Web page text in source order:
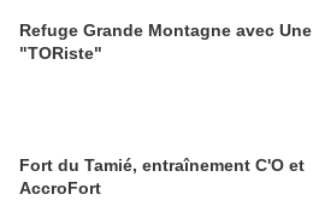
Refuge Grande Montagne avec Une
"TORiste"
Fort du Tamié, entraînement C'O et
AccroFort